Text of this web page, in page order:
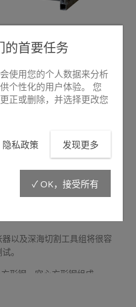
以及深海切割工具组将很容
。
形钢、空心方形钢组成。
的首要任务
使用您的个人数据来分析
个性化的用户体验。 您
正或删除，并选择更改您
隐私政策 发现更多
✓ OK，接受所有